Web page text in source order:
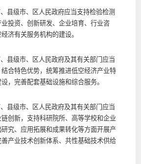
级市、区人民政府应当支持检验检测
投资、创新研发、企业培育、行业咨
济有关服务机构的建设。
级市、区人民政府及其有关部门应当
合特色优势，统筹推进低空经济产业特
，完善配套基础设施和综合服务。
级市、区人民政府及其有关部门应当
创新，支持科研院所、高等学校和企业
究、应用拓展和成果转化等方面开展产
产业技术创新体系、共性基础技术供给